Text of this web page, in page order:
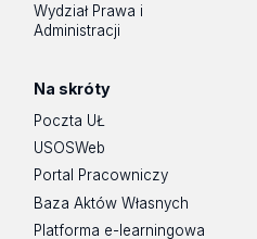
Wydział Prawa i
Administracji
Na skróty
Poczta UŁ
USOSWeb
Portal Pracowniczy
Baza Aktów Własnych
Platforma e-learningowa